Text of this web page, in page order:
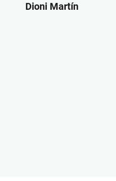
Dioni Martín